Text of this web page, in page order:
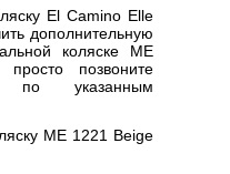
El Camino Elle
дополнительную
коляске ME
позвоните
по указанным
ME 1221 Beige